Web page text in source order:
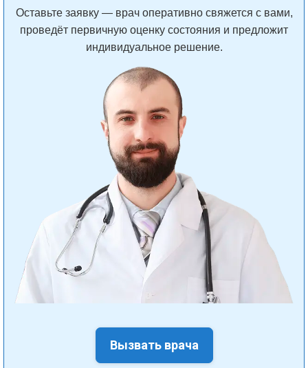
Оставьте заявку — врач оперативно свяжется с вами,
проведёт первичную оценку состояния и предложит
индивидуальное решение.
Вызвать врача